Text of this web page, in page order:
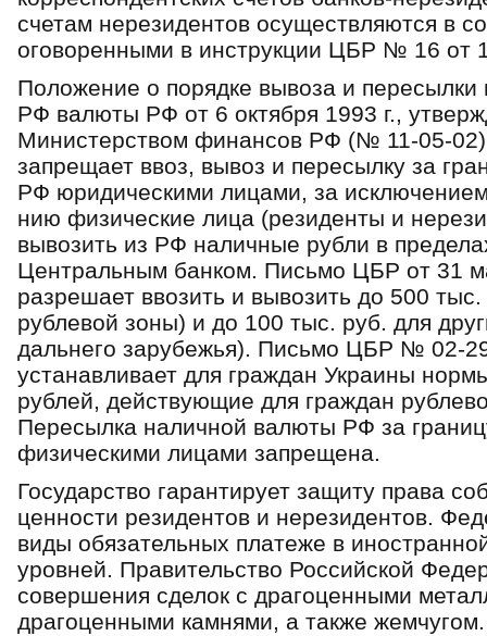
счетам нерезидентов осуществляются в
ого­воренными в инструкции ЦБР № 16 от
Положение о порядке вывоза и
РФ валюты РФ от 6 октября 1993 г.,
Министер­ством финансов РФ (№ 11-05-
запрещает ввоз, вывоз и пересылку за
РФ юридическими лицами, за
нию физические лица (резиденты и
вывозить из РФ наличные рубли в
Центральным банком. Письмо ЦБР от 31
разрешает ввозить и вывозить до 500 тыс.
рублевой зоны) и до 100 тыс. руб. для
даль­него зарубежья). Письмо ЦБР № 02-
устанавливает для граждан Украины
рублей, действующие для граждан
Пересылка наличной валюты РФ за
физическими лицами запрещена.
Государство гарантирует защиту права
ценности резидентов и нерезиден­тов.
виды обязатель­ных платеже в
уровней. Правительство Российской
совершения сделок с драгоценными
драгоценными камнями, а также жемчугом.